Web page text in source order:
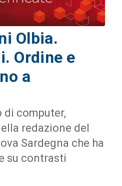
Olbia.
Ordine e
a
di computer,
redazione del
Sardegna che ha
su contrasti